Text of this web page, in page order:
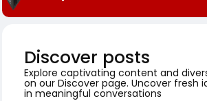
Discover posts
Explore captivating content and
on our Discover page. Uncover fresh
in meaningful conversations